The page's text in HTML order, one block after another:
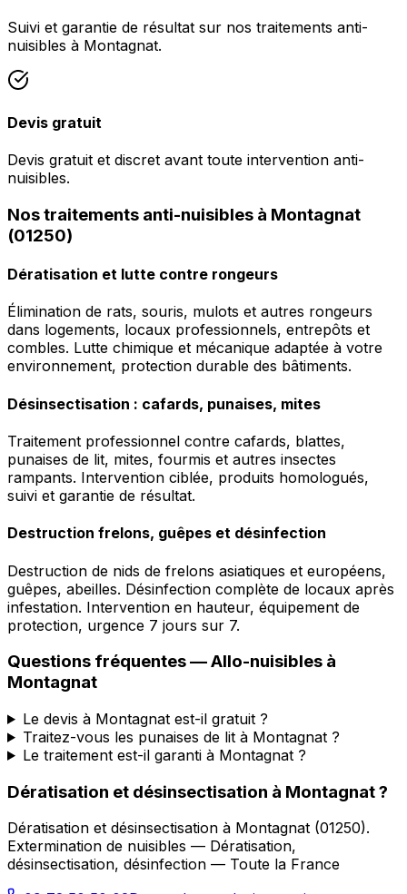
Suivi et garantie de résultat sur nos traitements anti-
nuisibles à Montagnat.
Devis gratuit
Devis gratuit et discret avant toute intervention anti-
nuisibles.
Nos traitements anti-nuisibles à Montagnat
(01250)
Dératisation et lutte contre rongeurs
Élimination de rats, souris, mulots et autres rongeurs
dans logements, locaux professionnels, entrepôts et
combles. Lutte chimique et mécanique adaptée à votre
environnement, protection durable des bâtiments.
Désinsectisation : cafards, punaises, mites
Traitement professionnel contre cafards, blattes,
punaises de lit, mites, fourmis et autres insectes
rampants. Intervention ciblée, produits homologués,
suivi et garantie de résultat.
Destruction frelons, guêpes et désinfection
Destruction de nids de frelons asiatiques et européens,
guêpes, abeilles. Désinfection complète de locaux après
infestation. Intervention en hauteur, équipement de
protection, urgence 7 jours sur 7.
Questions fréquentes —Allo-nuisibles à
Montagnat
Le devis à Montagnat est-il gratuit ?
Traitez-vous les punaises de lit à Montagnat ?
Le traitement est-il garanti à Montagnat ?
Dératisation et désinsectisation à Montagnat?
Dératisation et désinsectisation à Montagnat (01250).
Extermination de nuisibles — Dératisation,
désinsectisation, désinfection — Toute la France